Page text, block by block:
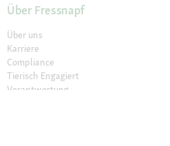
Über Fressnapf
Über uns
Karriere
Compliance
Tierisch Engagiert
Verantwortung